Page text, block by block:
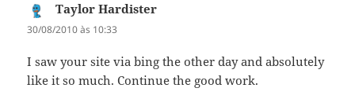
Taylor Hardister
30/08/2010 às 10:33
I saw your site via bing the other day and absolutely
like it so much. Continue the good work.